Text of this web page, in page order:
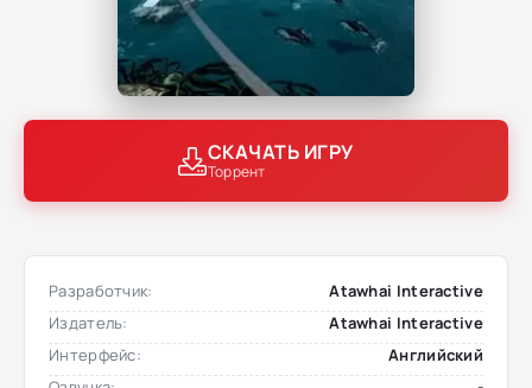
СКАЧАТЬ ИГРУ
Торрент
Разработчик:
Atawhai Interactive
Издатель:
Atawhai Interactive
Интерфейс:
Английский